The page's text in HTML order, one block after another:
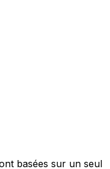
basées sur un seul